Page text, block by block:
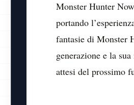
Monster Hunter
portando
fantasie di Monster
generazione e la
attesi del prossimo